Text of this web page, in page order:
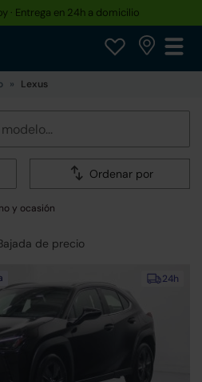
barato que uno nuevo
Lexus
Ordenar por
y ocasión
de precio
24h